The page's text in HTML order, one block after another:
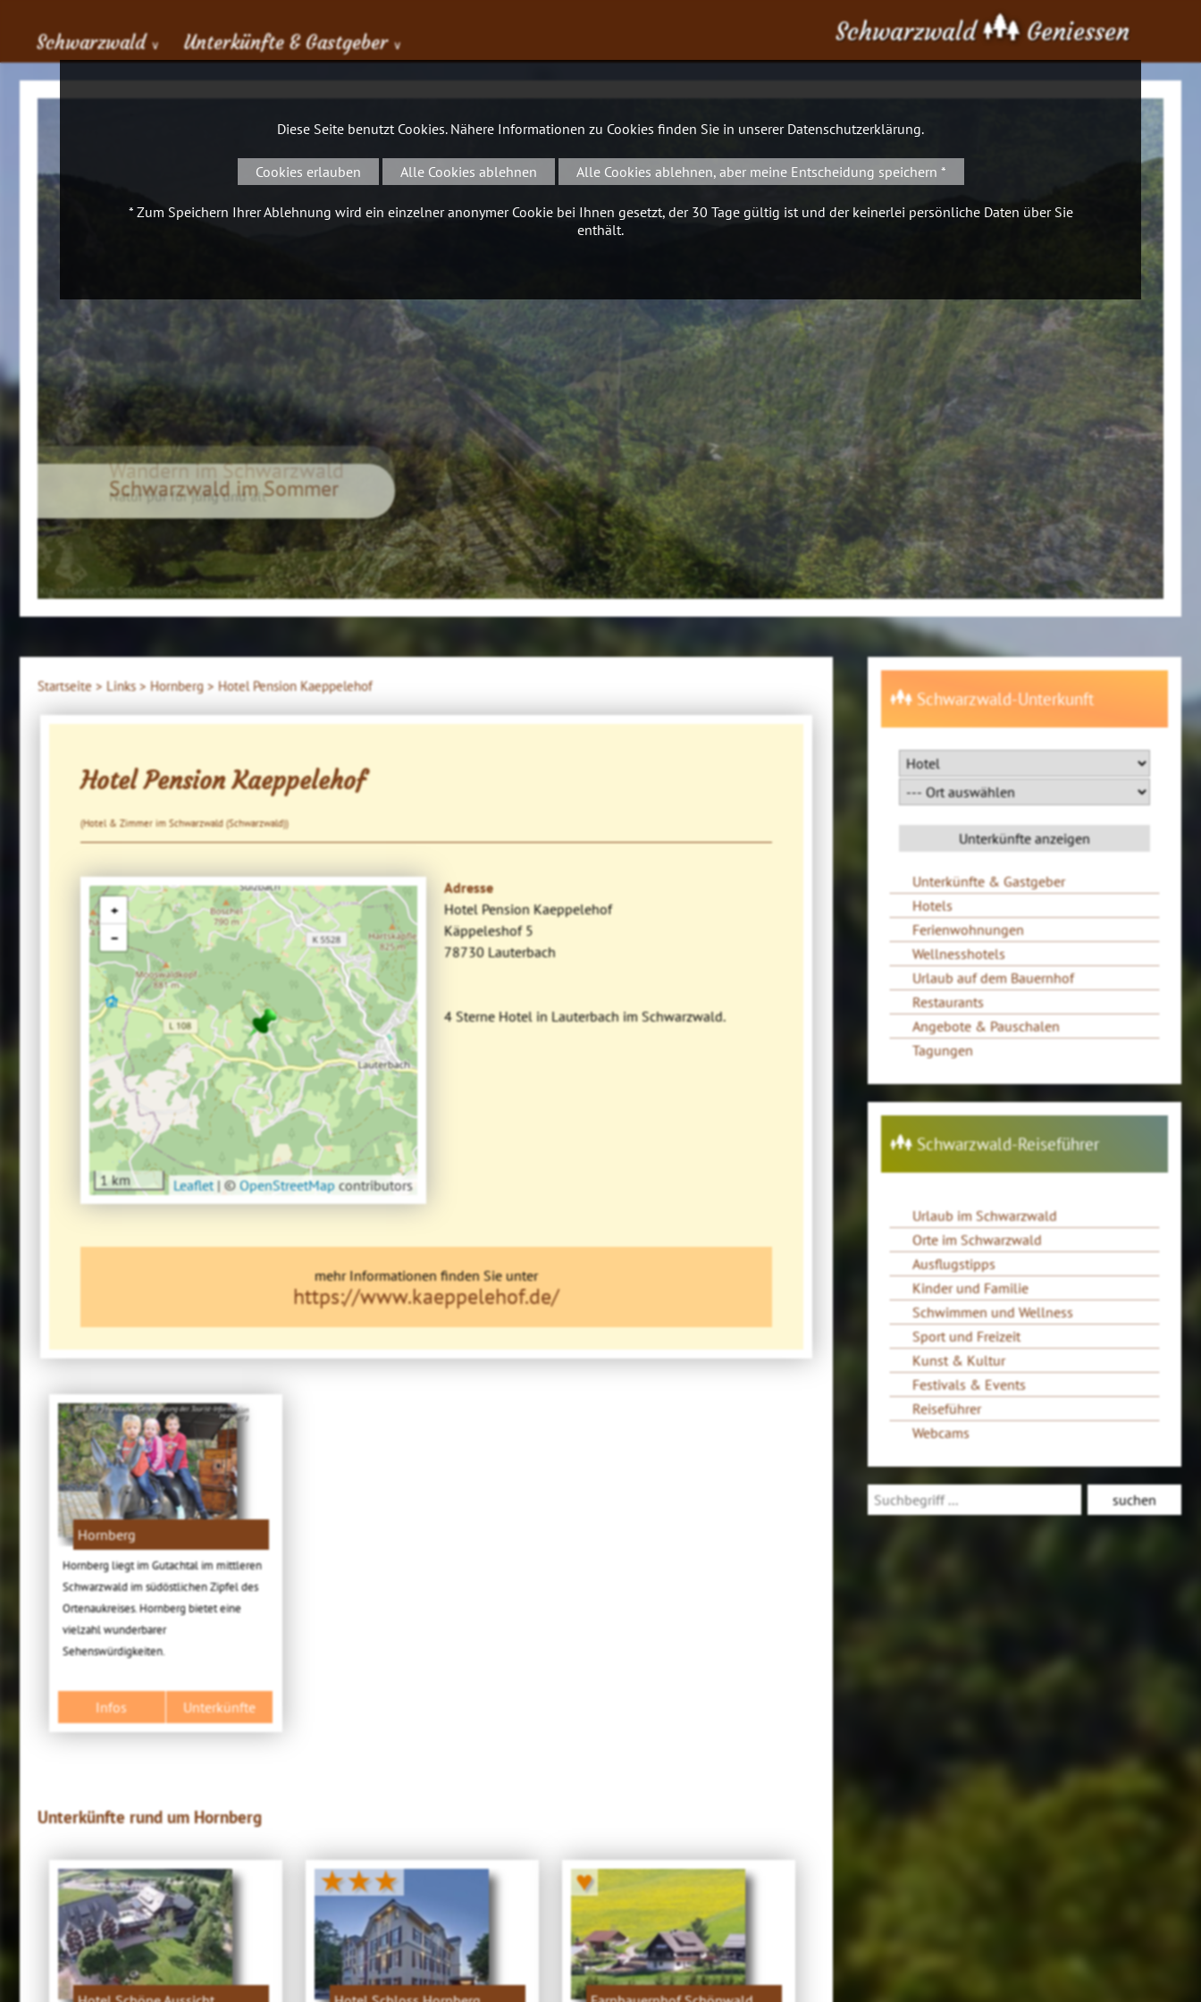
Schwarzwald ∨ Unterkünfte & Gastgeber ∨ Schwarzwald Geniessen
Klaus Hansen, © Schluchtensteig Schwarzwald
Wandern im Schwarzwald
Natur pur für jung und alt
Startseite > Links > Hornberg > Hotel Pension Kaeppelehof
Hotel Pension Kaeppelehof
(Hotel & Zimmer im Schwarzwald (Schwarzwald))
+
−
1 km Leaflet | © OpenStreetMap contributors
Adresse
Hotel Pension Kaeppelehof
Käppeleshof 5
78730 Lauterbach
4 Sterne Hotel in Lauterbach im Schwarzwald.
mehr Informationen finden Sie unter
https://www.kaeppelehof.de/
Bild: Mit freundlicher Genehmigung der Tourist-Information
Hornberg
Hornberg
Hornberg liegt im Gutachtal im mittleren
Schwarzwald im südöstlichen Zipfel des
Ortenaukreises. Hornberg bietet eine
vielzahl wunderbarer
Sehenswürdigkeiten.
Infos Unterkünfte
Unterkünfte rund um Hornberg
★★★ ♥
Schwarzwald-Unterkunft
Unterkünfte & Gastgeber
Hotels
Ferienwohnungen
Wellnesshotels
Urlaub auf dem Bauernhof
Restaurants
Angebote & Pauschalen
Tagungen
Schwarzwald-Reiseführer
Urlaub im Schwarzwald
Orte im Schwarzwald
Ausflugstipps
Kinder und Familie
Schwimmen und Wellness
Sport und Freizeit
Kunst & Kultur
Festivals & Events
Reiseführer
Webcams
Diese Seite benutzt Cookies. Nähere Informationen zu Cookies finden Sie in unserer Datenschutzerklärung.
Cookies erlauben Alle Cookies ablehnen Alle Cookies ablehnen, aber meine Entscheidung speichern *
* Zum Speichern Ihrer Ablehnung wird ein einzelner anonymer Cookie bei Ihnen gesetzt, der 30 Tage gültig ist und der keinerlei persönliche Daten über Sie
enthält.